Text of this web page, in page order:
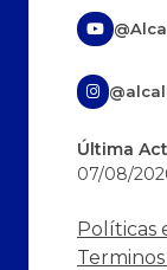
Última
07/08/
Políticas